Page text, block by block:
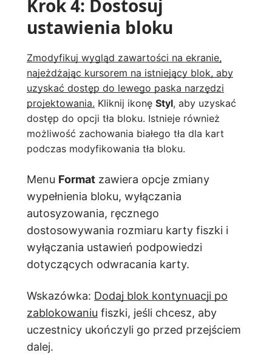
Krok 4: Dostosuj
ustawienia bloku
Zmodyfikuj wygląd zawartości na ekranie,
najeżdżając kursorem na istniejący blok, aby
uzyskać dostęp do lewego paska narzędzi
projektowania. Kliknij ikonę Styl, aby uzyskać
dostęp do opcji tła bloku. Istnieje również
możliwość zachowania białego tła dla kart
podczas modyfikowania tła bloku.
Menu Format zawiera opcje zmiany
wypełnienia bloku, wyłączania
autosyzowania, ręcznego
dostosowywania rozmiaru karty fiszki i
wyłączania ustawień podpowiedzi
dotyczących odwracania karty.
Wskazówka: Dodaj blok kontynuacji po
zablokowaniu fiszki, jeśli chcesz, aby
uczestnicy ukończyli go przed przejściem
dalej.